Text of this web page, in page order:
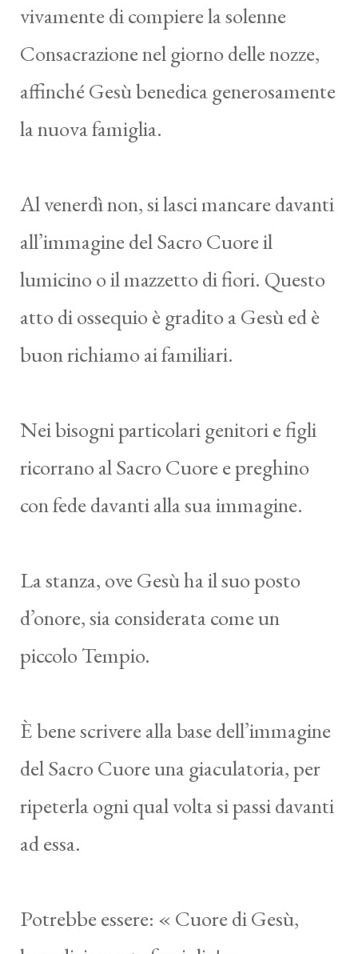
vivamente di compiere la solenne
Consacrazione nel giorno delle nozze,
affinché Gesù benedica generosamente
la nuova famiglia.
Al venerdì non, si lasci mancare davanti
all’immagine del Sacro Cuore il
lumicino o il mazzetto di fiori. Questo
atto di ossequio è gradito a Gesù ed è
buon richiamo ai familiari.
Nei bisogni particolari genitori e figli
ricorrano al Sacro Cuore e preghino
con fede davanti alla sua immagine.
La stanza, ove Gesù ha il suo posto
d’onore, sia considerata come un
piccolo Tempio.
È bene scrivere alla base dell’immagine
del Sacro Cuore una giaculatoria, per
ripeterla ogni qual volta si passi davanti
ad essa.
Potrebbe essere: « Cuore di Gesù,